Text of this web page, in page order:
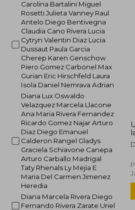
Carolina Bartalini Miguel
Rosetti Julieta Vanney Raul
Antelo Diego Bentivegna
Claudia Cano Rivera Lucia
Cytryn Valentin Diaz Lucia
Dussaut Paula Garcia
Cherep Karen Genschow
Piero Gomez Carbonel Max
Gurian Eric Hirschfeld Laura
Isola Daniel Nemrava Adrian
Diana Lux Oswaldo
Velazquez Marcela Llacone
Ana Maria Rivera Fernandez
Ricardo Gomez Najar Arturo
Diaz Diego Emanuel
Calderon Rangel Gladys
Graciela Schiavone Canepa
Arturo Carballo Madrigal
Taty Rhenals Ly Mejia E
Maria Del Carmen Jimenez
Heredia
Diana Marcela Rivera Diego
Fernando Rivera Zarate Uriel